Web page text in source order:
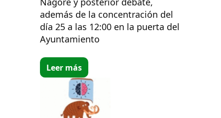
además de la concentración del
día 25 a las 12:00 en la puerta del
Ayuntamiento
Leer más